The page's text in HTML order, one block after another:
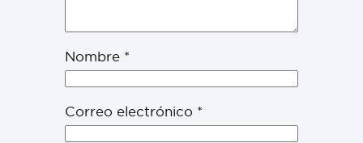
Nombre *
Correo electrónico *